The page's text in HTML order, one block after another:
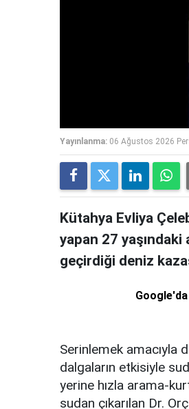
Yayınlanma: 06 Ağustos 2026
Kütahya Evliya
yapan 27
geçirdiği deniz
Serinlemek amacıyla
dalgaların etkisiyle
yerine hızla arama-
sudan çıkarılan Dr.